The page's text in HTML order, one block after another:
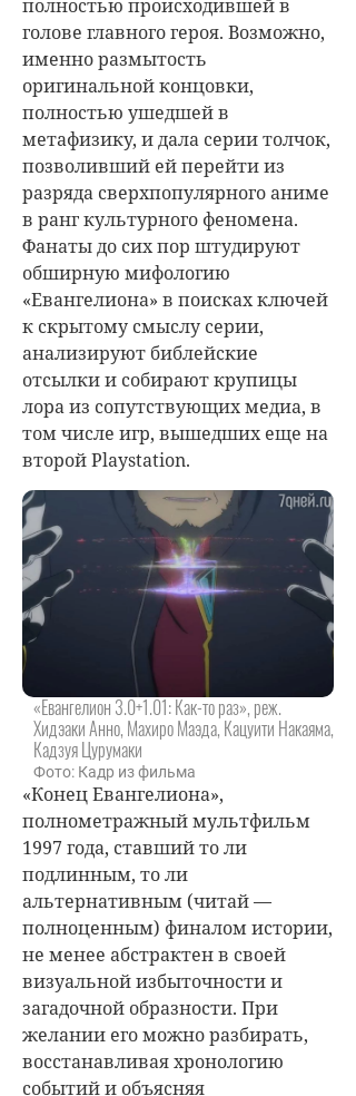
полностью происходившей в
голове главного героя. Возможно,
именно размытость
оригинальной концовки,
полностью ушедшей в
метафизику, и дала серии толчок,
позволивший ей перейти из
разряда сверхпопулярного аниме
в ранг культурного феномена.
Фанаты до сих пор штудируют
обширную мифологию
«Евангелиона» в поисках ключей
к скрытому смыслу серии,
анализируют библейские
отсылки и собирают крупицы
лора из сопутствующих медиа, в
том числе игр, вышедших еще на
второй Playstation.
«Евангелион 3.0+1.01: Как-то раз», реж.
Хидэаки Анно, Махиро Маэда, Кацуити Накаяма,
Кадзуя Цурумаки
Фото: Кадр из фильма
«Конец Евангелиона»,
полнометражный мультфильм
1997 года, ставший то ли
подлинным, то ли
альтернативным (читай —
полноценным) финалом истории,
не менее абстрактен в своей
визуальной избыточности и
загадочной образности. При
желании его можно разбирать,
восстанавливая хронологию
событий и объясняя